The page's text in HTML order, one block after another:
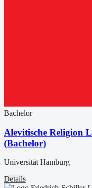
Bachelor
Alevitische Religion
(Bachelor)
Universität Hamburg
Details